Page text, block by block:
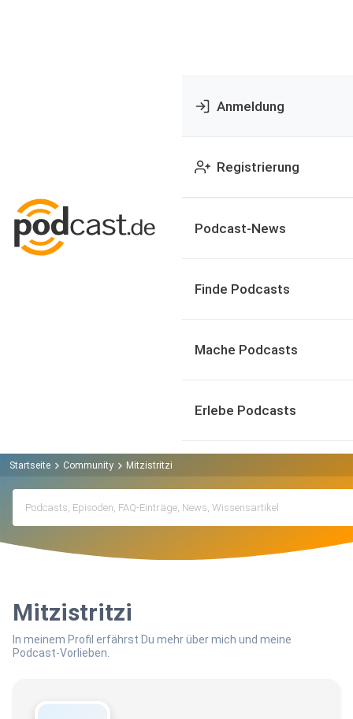
Anmeldung
Registrierung
Podcast-News
Finde Podcasts
Mache Podcasts
Erlebe Podcasts
Startseite Community Mitzistritzi
Mitzistritzi
In meinem Profil erfährst Du mehr über mich und meine
Podcast-Vorlieben.